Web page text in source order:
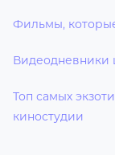
Фильмы,
Видеодневники
Топ самых
киностудии